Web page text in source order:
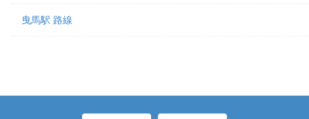
曳馬駅 路線